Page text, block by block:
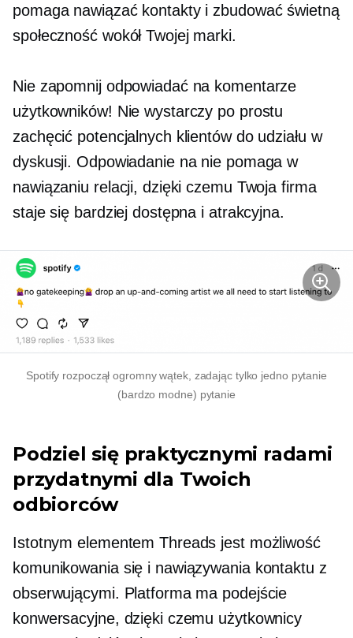
pomaga nawiązać kontakty i zbudować świetną
społeczność wokół Twojej marki.
Nie zapomnij odpowiadać na komentarze
użytkowników! Nie wystarczy po prostu
zachęcić potencjalnych klientów do udziału w
dyskusji. Odpowiadanie na nie pomaga w
nawiązaniu relacji, dzięki czemu Twoja firma
staje się bardziej dostępna i atrakcyjna.
Spotify rozpoczął ogromny wątek, zadając tylko jedno pytanie
(bardzo modne) pytanie
Podziel się praktycznymi radami
przydatnymi dla Twoich
odbiorców
Istotnym elementem Threads jest możliwość
komunikowania się i nawiązywania kontaktu z
obserwującymi. Platforma ma podejście
konwersacyjne, dzięki czemu użytkownicy